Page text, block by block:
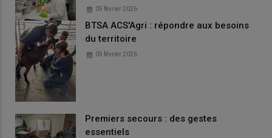
05 février 2026
BTSA ACS'Agri : répondre aux besoins
du territoire
05 février 2026
Premiers secours : des gestes
essentiels